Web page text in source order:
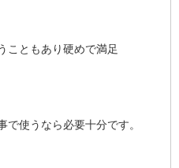
こともあり硬めで満足
で使うなら必要十分です。